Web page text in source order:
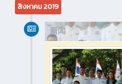
สิงหาคม 2019
新闻